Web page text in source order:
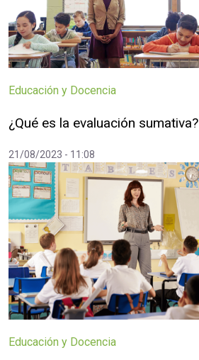
Educación y Docencia
¿Qué es la evaluación sumativa?
21/08/2023 - 11:08
Educación y Docencia